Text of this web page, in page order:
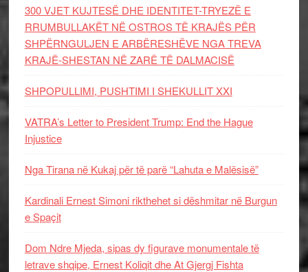
300 VJET KUJTESË DHE IDENTITET-TRYEZË E
RRUMBULLAKËT NË OSTROS TË KRAJËS PËR
SHPËRNGULJEN E ARBËRESHËVE NGA TREVA
KRAJË-SHESTAN NË ZARË TË DALMACISË
SHPOPULLIMI, PUSHTIMI I SHEKULLIT XXI
VATRA’s Letter to President Trump: End the Hague
Injustice
Nga Tirana në Kukaj për të parë “Lahuta e Malësisë”
Kardinali Ernest Simoni rikthehet si dëshmitar në Burgun
e Spaçit
Dom Ndre Mjeda, sipas dy figurave monumentale të
letrave shqipe, Ernest Koliqit dhe At Gjergj Fishta